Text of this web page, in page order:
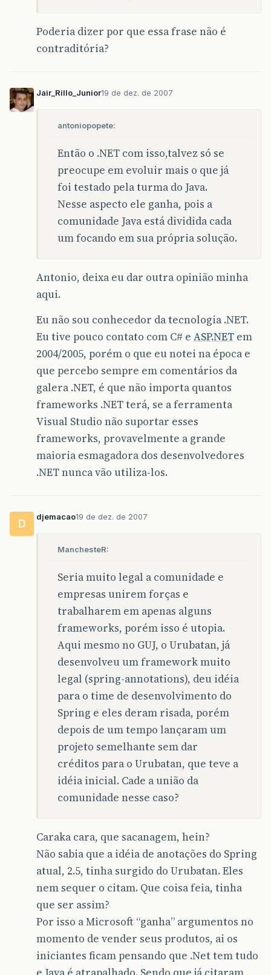
Poderia dizer por que essa frase não é
contraditória?
Jair_Rillo_Junior19 de dez. de 2007
antoniopopete:
Então o .NET com isso,talvez só se
preocupe em evoluir mais o que já
foi testado pela turma do Java.
Nesse aspecto ele ganha, pois a
comunidade Java está dividida cada
um focando em sua própria solução.
Antonio, deixa eu dar outra opinião minha
aqui.
Eu não sou conhecedor da tecnologia .NET.
Eu tive pouco contato com C# e ASP.NET em
2004/2005, porém o que eu notei na época e
que percebo sempre em comentários da
galera .NET, é que não importa quantos
frameworks .NET terá, se a ferramenta
Visual Studio não suportar esses
frameworks, provavelmente a grande
maioria esmagadora dos desenvolvedores
.NET nunca vão utiliza-los.
D
djemacao19 de dez. de 2007
ManchesteR:
Seria muito legal a comunidade e
empresas unirem forças e
trabalharem em apenas alguns
frameworks, porém isso é utopia.
Aqui mesmo no GUJ, o Urubatan, já
desenvolveu um framework muito
legal (spring-annotations), deu idéia
para o time de desenvolvimento do
Spring e eles deram risada, porém
depois de um tempo lançaram um
projeto semelhante sem dar
créditos para o Urubatan, que teve a
idéia inicial. Cade a união da
comunidade nesse caso?
Caraka cara, que sacanagem, hein?
Não sabia que a idéia de anotações do Spring
atual, 2.5, tinha surgido do Urubatan. Eles
nem sequer o citam. Que coisa feia, tinha
que ser assim?
Por isso a Microsoft “ganha” argumentos no
momento de vender seus produtos, ai os
iniciantes ficam pensando que .Net tem tudo